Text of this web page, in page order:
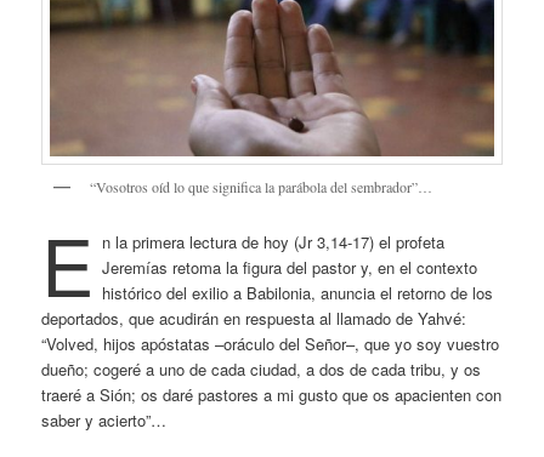
“Vosotros oíd lo que significa la parábola del sembrador”…
E n la primera lectura de hoy (Jr 3,14-17) el profeta
Jeremías retoma la figura del pastor y, en el contexto
histórico del exilio a Babilonia, anuncia el retorno de los
deportados, que acudirán en respuesta al llamado de Yahvé:
“Volved, hijos apóstatas –oráculo del Señor–, que yo soy vuestro
dueño; cogeré a uno de cada ciudad, a dos de cada tribu, y os
traeré a Sión; os daré pastores a mi gusto que os apacienten con
saber y acierto”…